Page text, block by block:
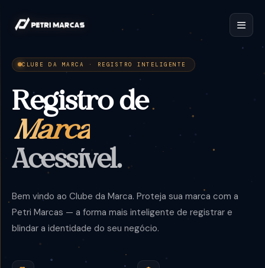
CLUBE DA MARCA · REGISTRO INTELIGENTE
Registro de
Marca
Acessível.
Bem vindo ao Clube da Marca. Proteja sua marca com a
Petri Marcas — a forma mais inteligente de registrar e
blindar a identidade do seu negócio.